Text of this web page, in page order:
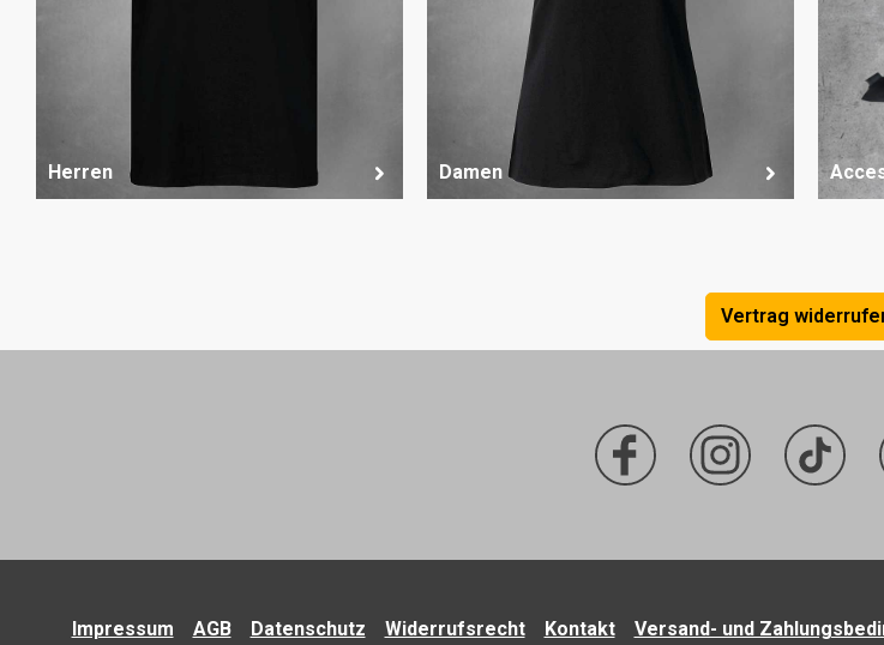
Herren Damen
Vertrag
Impressum AGB Datenschutz Widerrufsrecht Kontakt Versand- und